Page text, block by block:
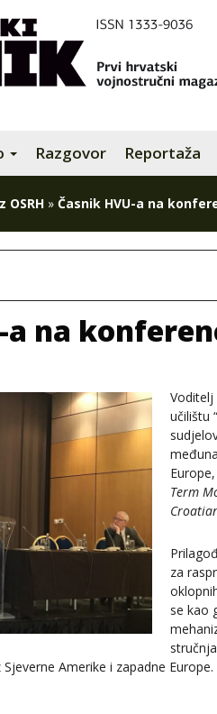
Razgovor Reportaža
OSRH » Časnik HVU-a na
a na
učilištu
Term
za
se kao
Amerike i zapadne Europe.